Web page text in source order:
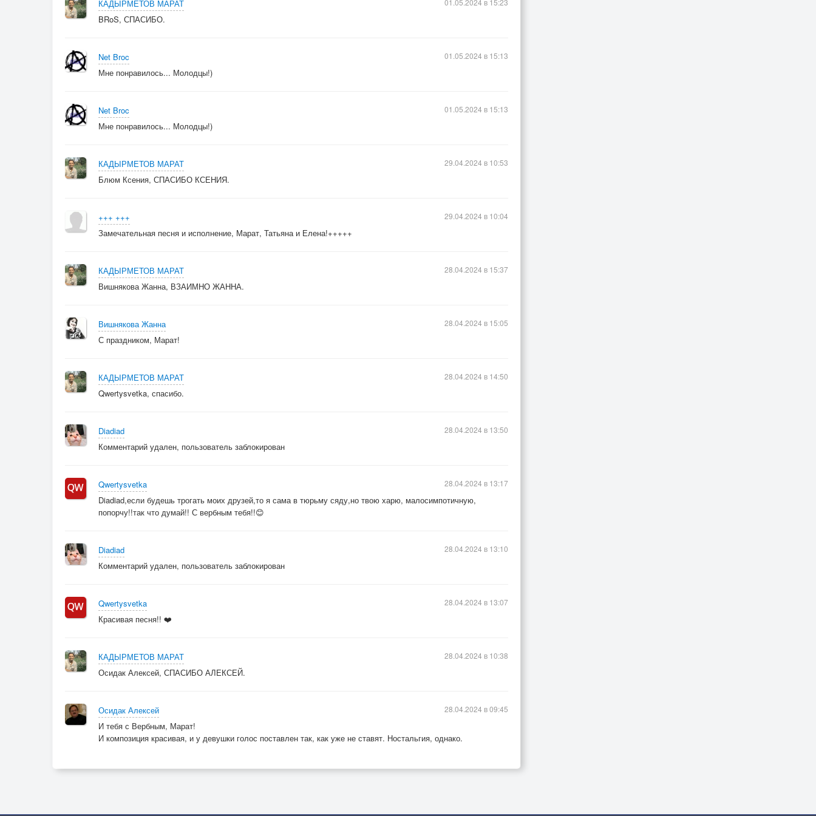
КАДЫРМЕТОВ МАРАТ
BRoS, СПАСИБО.
01.05.2024 в 15:23
Net Broc
Мне понравилось... Молодцы!)
01.05.2024 в 15:13
Net Broc
Мне понравилось... Молодцы!)
01.05.2024 в 15:13
КАДЫРМЕТОВ МАРАТ
Блюм Ксения, СПАСИБО КСЕНИЯ.
29.04.2024 в 10:53
+++ +++
Замечательная песня и исполнение, Марат, Татьяна и Елена!+++++
29.04.2024 в 10:04
КАДЫРМЕТОВ МАРАТ
Вишнякова Жанна, ВЗАИМНО ЖАННА.
28.04.2024 в 15:37
Вишнякова Жанна
С праздником, Марат!
28.04.2024 в 15:05
КАДЫРМЕТОВ МАРАТ
Qwertysvetka, спасибо.
28.04.2024 в 14:50
Diadiad
Комментарий удален, пользователь заблокирован
28.04.2024 в 13:50
Qwertysvetka
Diadiad,если будешь трогать моих друзей,то я сама в тюрьму сяду,но твою харю, малосимпотичную,
попорчу!!так что думай!! С вербным тебя!!😊
28.04.2024 в 13:17
Diadiad
Комментарий удален, пользователь заблокирован
28.04.2024 в 13:10
Qwertysvetka
Красивая песня!! ❤️
28.04.2024 в 13:07
КАДЫРМЕТОВ МАРАТ
Осидак Алексей, СПАСИБО АЛЕКСЕЙ.
28.04.2024 в 10:38
Осидак Алексей
И тебя с Вербным, Марат!
И композиция красивая, и у девушки голос поставлен так, как уже не ставят. Ностальгия, однако.
28.04.2024 в 09:45